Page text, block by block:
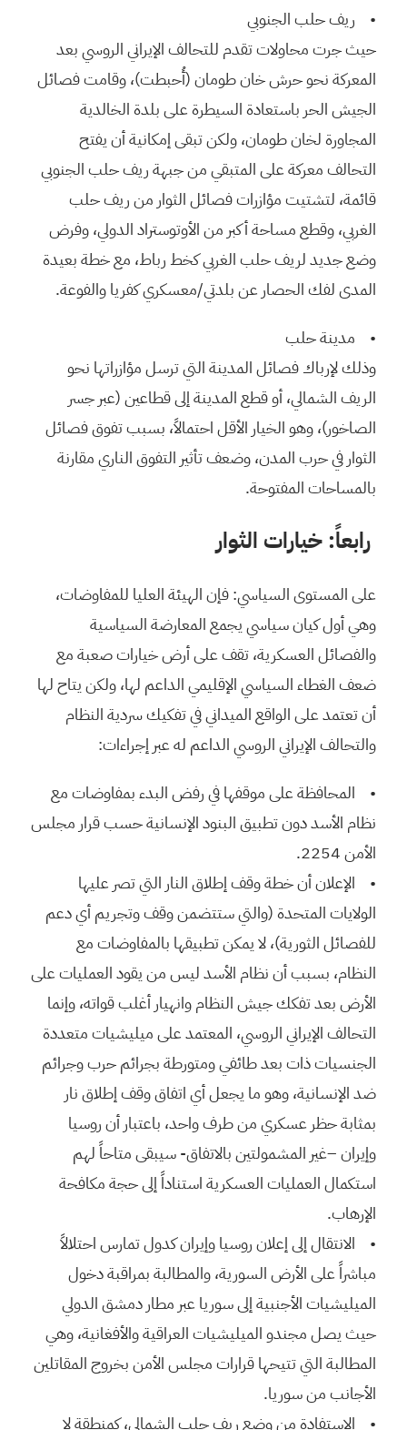
• ريف حلب الجنوبي
حيث جرت محاولات تقدم للتحالف الإيراني الروسي بعد
المعركة نحو حرش خان طومان (أُحبطت)، وقامت فصائل
الجيش الحر باستعادة السيطرة على بلدة الخالدية
المجاورة لخان طومان، ولكن تبقى إمكانية أن يفتح
التحالف معركة على المتبقي من جبهة ريف حلب الجنوبي
قائمة، لتشتيت مؤازرات فصائل الثوار من ريف حلب
الغربي، وقطع مساحة أكبر من الأوتوستراد الدولي، وفرض
وضع جديد لريف حلب الغربي كخط رباط، مع خطة بعيدة
المدى لفك الحصار عن بلدتي/معسكري كفريا والفوعة.
• مدينة حلب
وذلك لإرباك فصائل المدينة التي ترسل مؤازراتها نحو
الريف الشمالي، أو قطع المدينة إلى قطاعين (عبر جسر
الصاخور)، وهو الخيار الأقل احتمالاً، بسبب تفوق فصائل
الثوار في حرب المدن، وضعف تأثير التفوق الناري مقارنة
بالمساحات المفتوحة.
رابعاً: خيارات الثوار
على المستوى السياسي: فإن الهيئة العليا للمفاوضات،
وهي أول كيان سياسي يجمع المعارضة السياسية
والفصائل العسكرية، تقف على أرض خيارات صعبة مع
ضعف الغطاء السياسي الإقليمي الداعم لها، ولكن يتاح لها
أن تعتمد على الواقع الميداني في تفكيك سردية النظام
والتحالف الإيراني الروسي الداعم له عبر إجراءات:
• المحافظة على موقفها في رفض البدء بمفاوضات مع
نظام الأسد دون تطبيق البنود الإنسانية حسب قرار مجلس
الأمن 2254.
• الإعلان أن خطة وقف إطلاق النار التي تصر عليها
الولايات المتحدة (والتي ستتضمن وقف وتجريم أي دعم
للفصائل الثورية)، لا يمكن تطبيقها بالمفاوضات مع
النظام، بسبب أن نظام الأسد ليس من يقود العمليات على
الأرض بعد تفكك جيش النظام وانهيار أغلب قواته، وإنما
التحالف الإيراني الروسي، المعتمد على ميليشيات متعددة
الجنسيات ذات بعد طائفي ومتورطة بجرائم حرب وجرائم
ضد الإنسانية، وهو ما يجعل أي اتفاق وقف إطلاق نار
بمثابة حظر عسكري من طرف واحد، باعتبار أن روسيا
وإيران –غير المشمولتين بالاتفاق- سيبقى متاحاً لهم
استكمال العمليات العسكرية استناداً إلى حجة مكافحة
الإرهاب.
• الانتقال إلى إعلان روسيا وإيران كدول تمارس احتلالاً
مباشراً على الأرض السورية، والمطالبة بمراقبة دخول
الميليشيات الأجنبية إلى سوريا عبر مطار دمشق الدولي
حيث يصل مجندو الميليشيات العراقية والأفغانية، وهي
المطالبة التي تتيحها قرارات مجلس الأمن بخروج المقاتلين
الأجانب من سوريا.
• الاستفادة من وضع ريف حلب الشمالي، كمنطقة لا